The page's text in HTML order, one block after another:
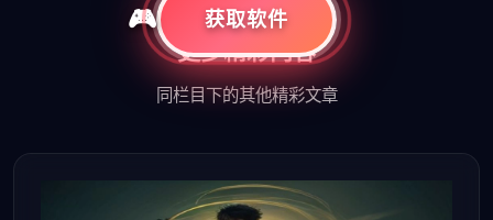
相关推荐
更多精彩内容
同栏目下的其他精彩文章
获取软件